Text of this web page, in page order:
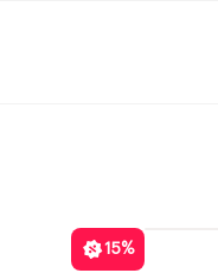
15%